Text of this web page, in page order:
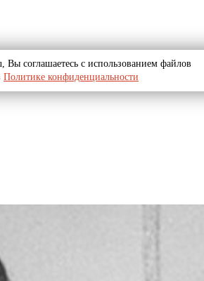
Вы соглашаетесь с использованием файлов
Политике конфиденциальности